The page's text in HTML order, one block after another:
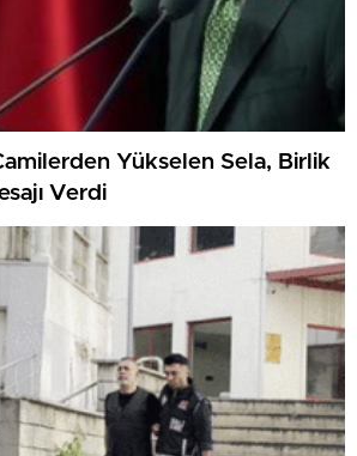
Yükselen Sela, Birlik
Verdi